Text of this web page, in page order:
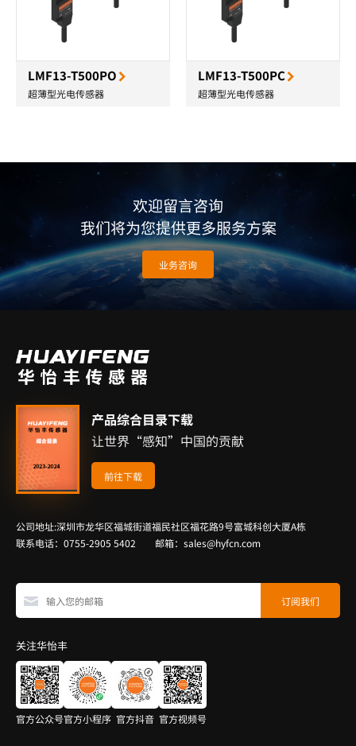
LMF13-T500PO
超薄型光电传感器
LMF13-T500PC
超薄型光电传感器
欢迎留言咨询
我们将为您提供更多服务方案
业务咨询
产品综合目录下载
让世界“感知”中国的贡献
前往下载
公司地址:深圳市龙华区福城街道福民社区福花路9号富城科创大厦A栋
联系电话：0755-2905 5402 邮箱：sales@hyfcn.com
关注华怡丰
官方公众号官方小程序 官方抖音 官方视频号